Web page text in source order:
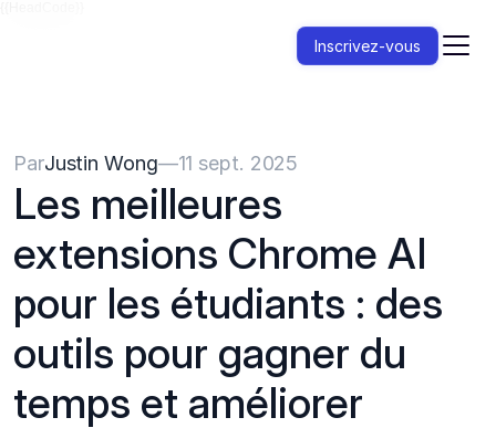
Inscrivez-vous
ParJustin Wong—11 sept. 2025
Les meilleures
extensions Chrome AI
pour les étudiants : des
outils pour gagner du
temps et améliorer